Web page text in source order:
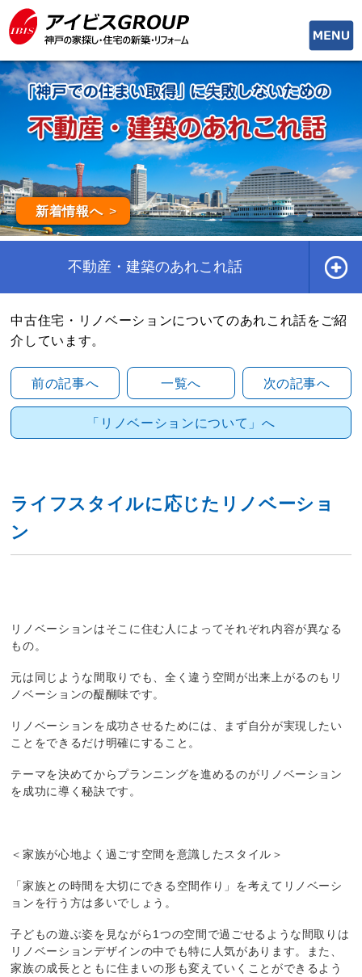
toggle
新着情報へ
不動産・建築のあれこれ話
中古住宅・リノベーションについてのあれこれ話をご紹
介しています。
前の記事へ 一覧へ 次の記事へ
「リノベーションについて」へ
ライフスタイルに応じたリノベーショ
ン
リノベーションはそこに住む人によってそれぞれ内容が異なる
もの。
元は同じような間取りでも、全く違う空間が出来上がるのもリ
ノベーションの醍醐味です。
リノベーションを成功させるためには、まず自分が実現したい
ことをできるだけ明確にすること。
テーマを決めてからプランニングを進めるのがリノベーション
を成功に導く秘訣です。
＜家族が心地よく過ごす空間を意識したスタイル＞
「家族との時間を大切にできる空間作り」を考えてリノベーシ
ョンを行う方は多いでしょう。
子どもの遊ぶ姿を見ながら1つの空間で過ごせるような間取りは
リノベーションデザインの中でも特に人気があります。また、
家族の成長とともに住まいの形も変えていくことができるよう